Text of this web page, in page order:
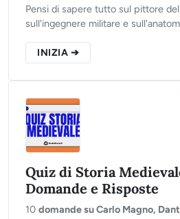
Pensi di sapere tutto sul pittore
sull'ingegnere militare e
quiz e scopri il tuo livello!
INIZIA ➔
Quiz di Storia
Domande e Risposte
10 domande su Carlo Magno,